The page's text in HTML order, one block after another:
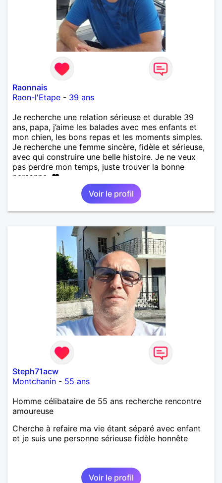
Raonnais
Raon-l'Etape - 39 ans
Je recherche une relation sérieuse et durable 39
ans, papa, j’aime les balades avec mes enfants et
mon chien, les bons repas et les moments simples.
Je recherche une femme sincère, fidèle et sérieuse,
avec qui construire une belle histoire. Je ne veux
pas perdre mon temps, juste trouver la bonne
personne. ❤️
Voir le profil
Steph71acw
Montchanin - 55 ans
Homme célibataire de 55 ans recherche rencontre
amoureuse
Cherche à refaire ma vie étant séparé avec enfant
et je suis une personne sérieuse fidèle honnête
Voir le profil